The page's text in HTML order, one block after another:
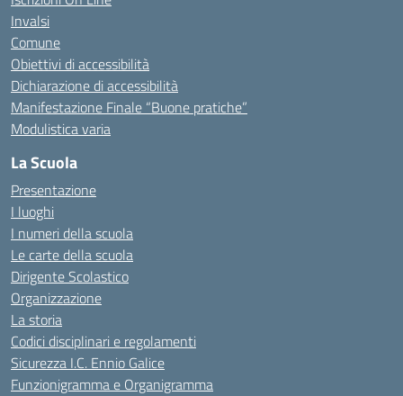
Invalsi
Comune
Obiettivi di accessibilità
Dichiarazione di accessibilità
Manifestazione Finale “Buone pratiche”
Modulistica varia
La Scuola
Presentazione
I luoghi
I numeri della scuola
Le carte della scuola
Dirigente Scolastico
Organizzazione
La storia
Codici disciplinari e regolamenti
Sicurezza I.C. Ennio Galice
Funzionigramma e Organigramma